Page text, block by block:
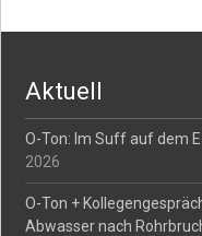
Aktuell
O-Ton: Im Suff auf dem
2026
O-Ton +
Abwasser nach